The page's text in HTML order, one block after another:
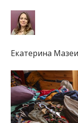
Екатерина